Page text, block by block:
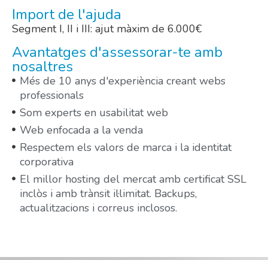
Import de l'ajuda
Segment I, II i III: ajut màxim de 6.000€
Avantatges d'assessorar-te amb
nosaltres
Més de 10 anys d'experiència creant webs
professionals
Som experts en usabilitat web
Web enfocada a la venda
Respectem els valors de marca i la identitat
corporativa
El millor hosting del mercat amb certificat SSL
inclòs i amb trànsit il·limitat. Backups,
actualitzacions i correus inclosos.